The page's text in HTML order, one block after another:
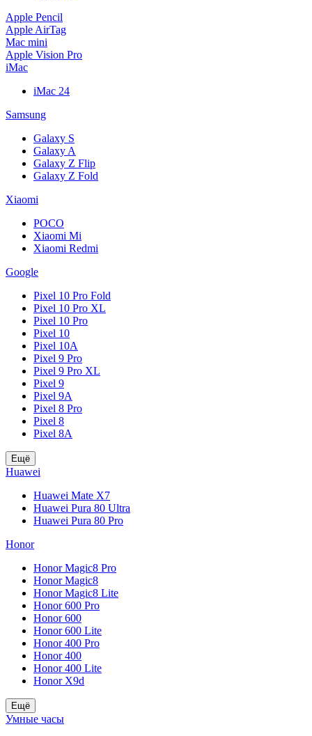
Apple Pencil
Apple AirTag
Mac mini
Apple Vision Pro
iMac
iMac 24
Samsung
Galaxy S
Galaxy A
Galaxy Z Flip
Galaxy Z Fold
Xiaomi
POCO
Xiaomi Mi
Xiaomi Redmi
Google
Pixel 10 Pro Fold
Pixel 10 Pro XL
Pixel 10 Pro
Pixel 10
Pixel 10A
Pixel 9 Pro
Pixel 9 Pro XL
Pixel 9
Pixel 9A
Pixel 8 Pro
Pixel 8
Pixel 8A
Ещё
Huawei
Huawei Mate X7
Huawei Pura 80 Ultra
Huawei Pura 80 Pro
Honor
Honor Magic8 Pro
Honor Magic8
Honor Magic8 Lite
Honor 600 Pro
Honor 600
Honor 600 Lite
Honor 400 Pro
Honor 400
Honor 400 Lite
Honor X9d
Ещё
Умные часы